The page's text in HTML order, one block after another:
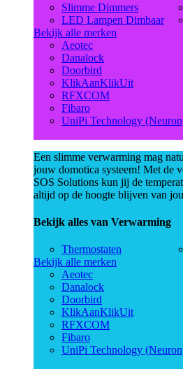
Slimme Dimmers
LED Lampen Dimbaar
Bekijk alle merken
Aeotec
Danalock
Doorbird
KlikAanKlikUit
RFXCOM
Fibaro
UniPi Technology
Een slimme verwarming mag
jouw domotica systeem! Met de
SOS Solutions kun jij de
altijd op de hoogte blijven van
Bekijk alles van Verwarming
Thermostaten
Bekijk alle merken
Aeotec
Danalock
Doorbird
KlikAanKlikUit
RFXCOM
Fibaro
UniPi Technology